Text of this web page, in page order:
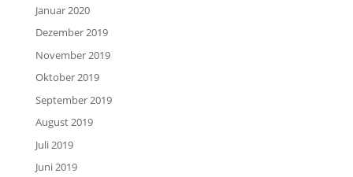
Januar 2020
Dezember 2019
November 2019
Oktober 2019
September 2019
August 2019
Juli 2019
Juni 2019